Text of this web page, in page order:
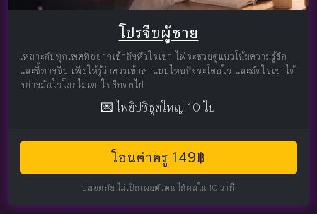
โปรจีบผู้ชาย
เหมาะกับทุกเพศที่อยากเข้าถึงหัวใจเขา ไพ่จะช่วยดูแนวโน้มความรู้สึก
และชี้ทางจีบ เพื่อให้รู้ว่าควรเข้าหาแบบไหนถึงจะโดนใจ และมัดใจเขาได้
อย่างมั่นใจโดยไม่เดาใจอีกต่อไป
💌 ไพ่ยิปซีชุดใหญ่ 10 ใบ
โอนค่าครู 149฿
ปลอดภัย ไม่เปิดเผยตัวตน ได้ผลใน 10 นาที